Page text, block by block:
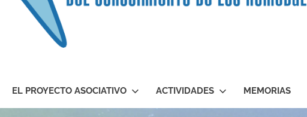
EL PROYECTO ASOCIATIVO ACTIVIDADES MEMORIAS